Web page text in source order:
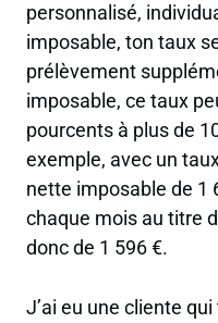
personnalisé,
imposable, ton taux
prélèvement
imposable, ce taux
pourcents à plus de
exemple, avec un
nette imposable de 1
chaque mois au titre
donc de 1 596 €.
J’ai eu une cliente